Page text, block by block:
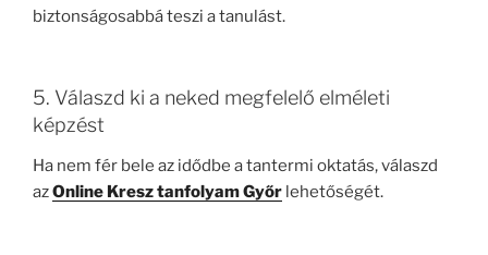
biztonságosabbá teszi a tanulást.
5. Válaszd ki a neked megfelelő elméleti
képzést
Ha nem fér bele az idődbe a tantermi oktatás, válaszd
azOnline Kresz tanfolyam Győr lehetőségét.